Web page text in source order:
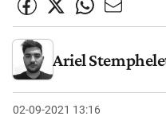
Ariel
02-09-2021 13:16